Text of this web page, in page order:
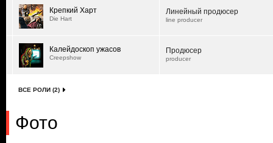
Крепкий Харт
Die Hart
Линейный продюсер
line producer
Калейдоскоп ужасов
Creepshow
Продюсер
producer
ВСЕ РОЛИ (2)
Фото